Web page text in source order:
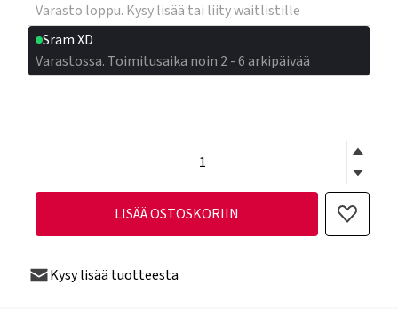
Varasto loppu. Kysy lisää tai liity waitlistille
Sram XD
Varastossa. Toimitusaika noin 2 - 6 arkipäivää
LISÄÄ OSTOSKORIIN
Kysy lisää tuotteesta